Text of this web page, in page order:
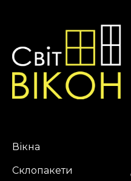
Вікна
Склопакети